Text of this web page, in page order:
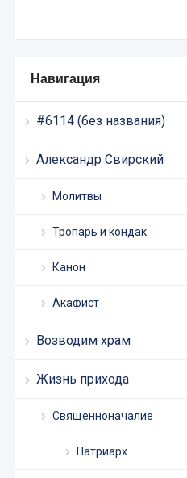
Навигация
#6114 (без названия)
Александр Свирский
Молитвы
Тропарь и кондак
Канон
Акафист
Возводим храм
Жизнь прихода
Священноначалие
Патриарх